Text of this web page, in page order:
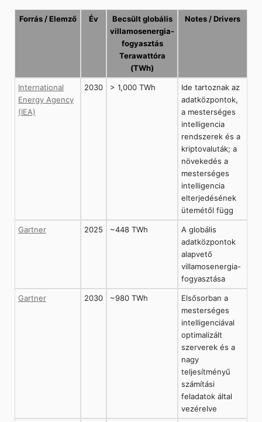
Forrás / Elemző Év
Becsült globális
villamosenergia-
fogyasztás
Terawattóra
(TWh)
Notes / Drivers
International
Energy Agency
(IEA)
2030 > 1,000 TWh
Ide tartoznak az
adatközpontok,
a mesterséges
intelligencia
rendszerek és a
kriptovaluták; a
növekedés a
mesterséges
intelligencia
elterjedésének
ütemétől függ
Gartner 2025 ~448 TWh
A globális
adatközpontok
alapvető
villamosenergia-
fogyasztása
Gartner 2030 ~980 TWh
Elsősorban a
mesterséges
intelligenciával
optimalizált
szerverek és a
nagy
teljesítményű
számítási
feladatok által
vezérelve